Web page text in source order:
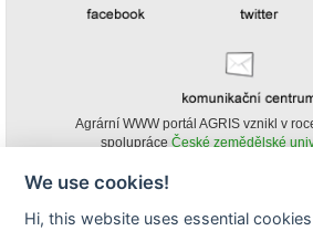
Agrární WWW portál AGRIS vznikl v
spolupráce České zemědělské
obsahu agrárního WWW portálu
We use cookies!
Hi, this website uses essential